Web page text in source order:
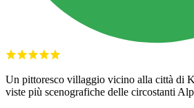
Un pittoresco villaggio vicino alla città di
viste più scenografiche delle circostanti